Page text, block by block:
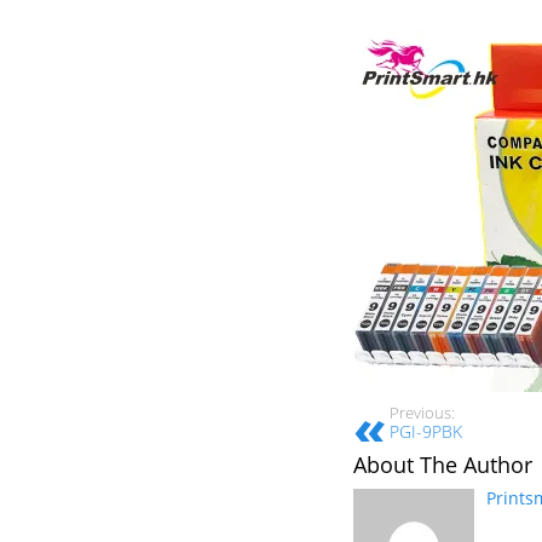
Previous:
PGI-9PBK
About The Author